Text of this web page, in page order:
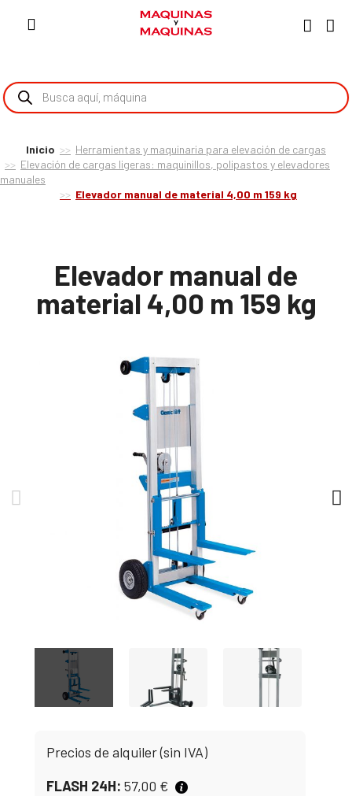
Inicio
Herramientas y maquinaria para elevación de cargas
Elevación de cargas ligeras: maquinillos, polipastos y elevadores
manuales
Elevador manual de material 4,00 m 159 kg
Elevador manual de
material 4,00 m 159 kg
Precios de alquiler (sin IVA)
FLASH 24H: 57,00 €